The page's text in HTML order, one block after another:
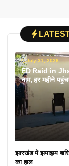
July 31, 2026
ED Raid in
नाम, हर महीने
झारखंड में झमाझम
का हाल